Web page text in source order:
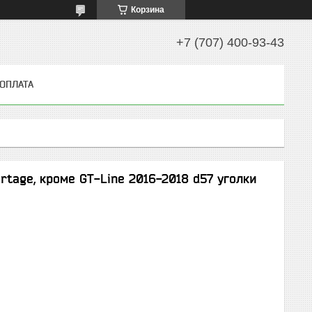
Корзина
+7 (707) 400-93-43
кроме GT-Line 2016-2018 d57 уголки